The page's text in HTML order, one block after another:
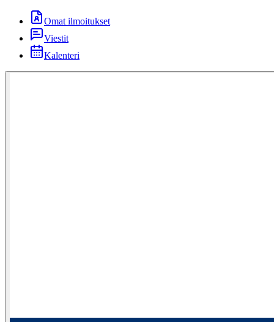
Omat ilmoitukset
Viestit
Kalenteri